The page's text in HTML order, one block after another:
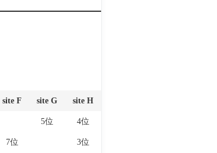
site F site G
site H
site G site H
5位 4位
7位 3位